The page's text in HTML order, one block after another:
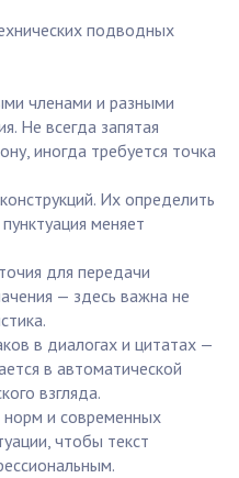
подводных
членами и разными
Не всегда запятая
иногда требуется точка
Их определить
меняет
для передачи
— здесь важна не
в диалогах и цитатах —
в автоматической
взгляда.
норм и современных
чтобы текст